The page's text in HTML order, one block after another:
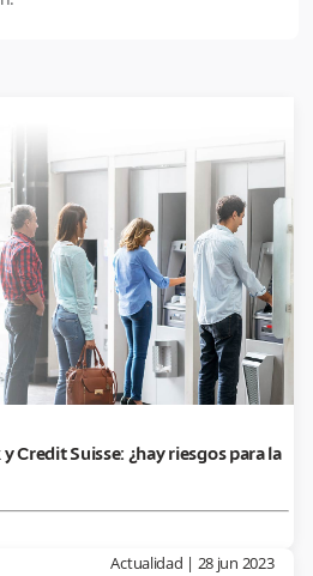
Credit Suisse: ¿hay riesgos para la
Actualidad | 28 jun 2023